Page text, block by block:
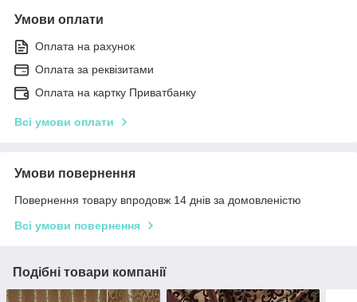
Умови оплати
Оплата на рахунок
Оплата за реквізитами
Оплата на картку Приватбанку
Всі умови оплати
Умови повернення
Повернення товару впродовж 14 днів за домовленістю
Всі умови повернення
Подібні товари компанії